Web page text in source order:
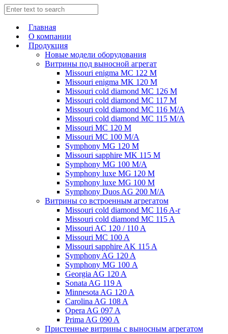
Главная
О компании
Продукция
Новые модели оборудования
Витрины под выносной агрегат
Missouri enigma MC 122 M
Missouri enigma MK 120 M
Missouri cold diamond MC 126 M
Missouri cold diamond MC 117 M
Missouri cold diamond MC 116 M/A
Missouri cold diamond MC 115 M/A
Missouri MC 120 M
Missouri MC 100 M/A
Symphony MG 120 M
Missouri sapphire MK 115 M
Symphony MG 100 M/А
Symphony luxe MG 120 M
Symphony luxe MG 100 M
Symphony Duos AG 200 M/A
Витрины со встроенным агрегатом
Missouri cold diamond MC 116 A-r
Missouri cold diamond MC 115 A
Missouri AC 120 / 110 A
Missouri MC 100 A
Missouri sapphire AK 115 A
Symphony AG 120 A
Symphony MG 100 А
Georgia AG 120 A
Sonata AG 119 A
Minnesota AG 120 A
Carolina AG 108 A
Opera AG 097 A
Prima AG 090 A
Пристенные витрины с выносным агрегатом